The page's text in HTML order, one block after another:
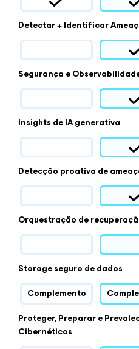
Detectar + Identificar
Segurança e
Insights de IA generativa
Detecção proativa de
Orquestração de
Storage seguro de dados
Complemento
Proteger, Preparar e
Cibernéticos